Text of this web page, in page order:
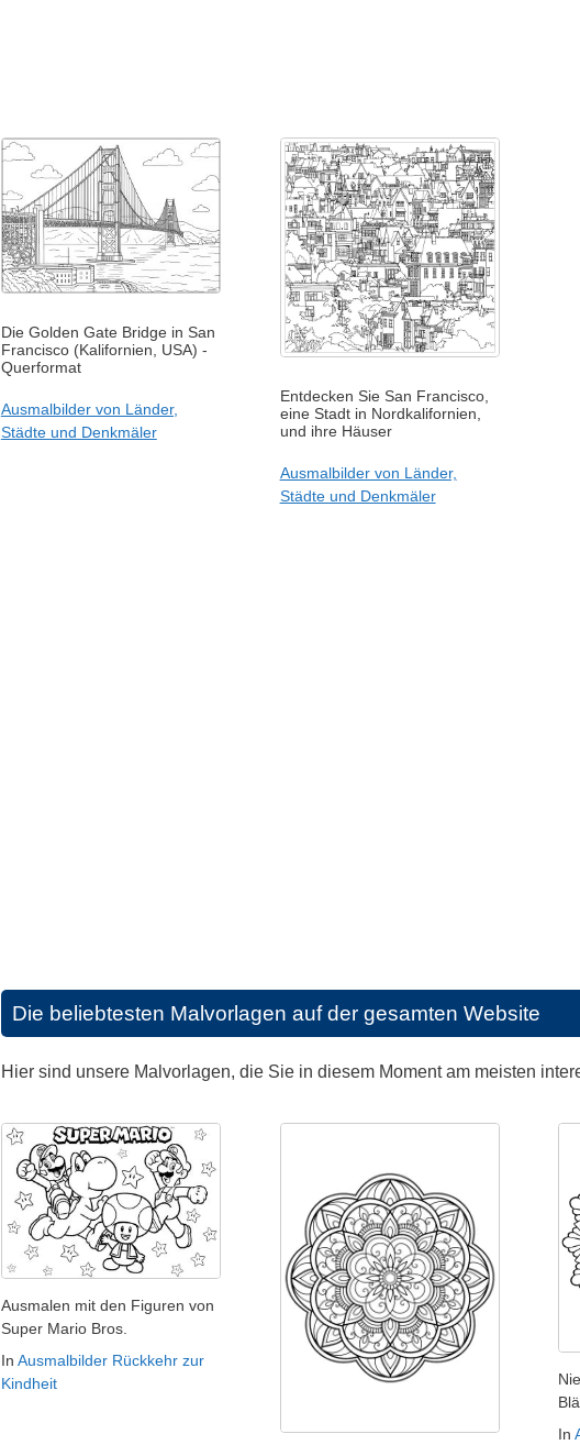
Die Golden Gate Bridge in San
Francisco (Kalifornien, USA) -
Querformat
Ausmalbilder von Länder,
Städte und Denkmäler
Entdecken Sie San Francisco,
eine Stadt in Nordkalifornien,
und ihre Häuser
Ausmalbilder von Länder,
Städte und Denkmäler
Die beliebtesten Malvorlagen auf der gesamten Website
Hier sind unsere Malvorlagen, die Sie in diesem Moment am meisten
Ausmalen mit den Figuren von
Super Mario Bros.
In Ausmalbilder Rückkehr zur
Kindheit
In